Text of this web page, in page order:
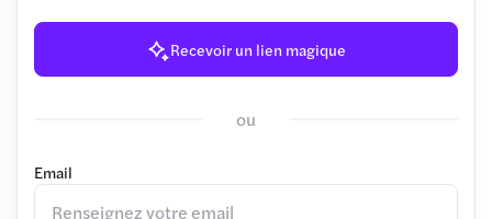
Recevoir un lien magique
ou
Email